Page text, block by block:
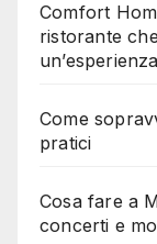
Comfort
ristorante
Come
pratici
Cosa fare a
concerti e